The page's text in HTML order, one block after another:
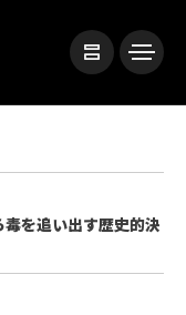
を追い出す歴史的決